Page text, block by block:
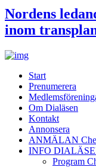
Nordens
inom
Start
Prenumerera
Om Dialäsen
Kontakt
Annonsera
ANMÄLAN
INFO
Program